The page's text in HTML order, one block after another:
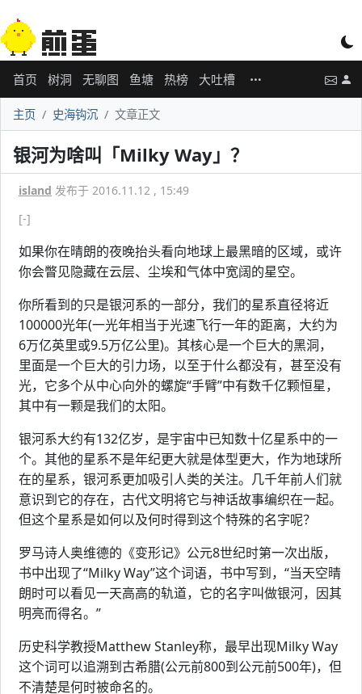
首页 树洞 无聊图 鱼塘 热榜 大吐槽
主页 史海钩沉 文章正文
银河为啥叫「Milky Way」？
island 发布于 2016.11.12 , 15:49
[-]
如果你在晴朗的夜晚抬头看向地球上最黑暗的区域，或许
你会瞥见隐藏在云层、尘埃和气体中宽阔的星空。
你所看到的只是银河系的一部分，我们的星系直径将近
100000光年(一光年相当于光速飞行一年的距离，大约为
6万亿英里或9.5万亿公里)。其核心是一个巨大的黑洞，
里面是一个巨大的引力场，以至于什么都没有，甚至没有
光，它多个从中心向外的螺旋“手臂”中有数千亿颗恒星，
其中有一颗是我们的太阳。
银河系大约有132亿岁，是宇宙中已知数十亿星系中的一
个。其他的星系不是年纪更大就是体型更大，作为地球所
在的星系，银河系更加吸引人类的关注。几千年前人们就
意识到它的存在，古代文明将它与神话故事编织在一起。
但这个星系是如何以及何时得到这个特殊的名字呢？
罗马诗人奥维德的《变形记》公元8世纪时第一次出版，
书中出现了“Milky Way”这个词语，书中写到，“当天空晴
朗时可以看见一天高高的轨道，它的名字叫做银河，因其
明亮而得名。”
历史科学教授Matthew Stanley称，最早出现Milky Way
这个词可以追溯到古希腊(公元前800到公元前500年)，但
不清楚是何时被命名的。